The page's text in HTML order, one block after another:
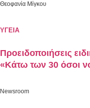
Θεοφανία Μίγκου
ΥΓΕΙΑ
Προειδοποιήσεις
«Κάτω των 30 όσοι
Newsroom